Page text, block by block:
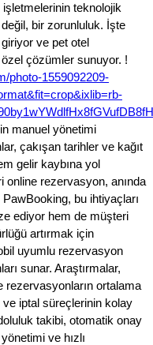
işletmelerinin teknolojik
bir zorunluluk. İşte
ve pet otel
çözümler sunuyor. !
photo-1559092209-
manuel yönetimi
çakışan tarihler ve kağıt
gelir kaybına yol
rezervasyon, anında
bu ihtiyaçları
ediyor hem de müşteri
artırmak için
uyumlu rezervasyon
sunar. Araştırmalar,
rezervasyonların ortalama
ve iptal süreçlerinin kolay
takibi, otomatik onay
ve hızlı